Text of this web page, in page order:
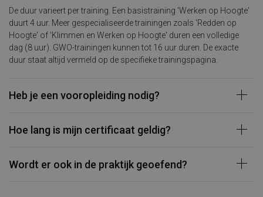
De duur varieert per training. Een basistraining 'Werken op Hoogte'
duurt 4 uur. Meer gespecialiseerde trainingen zoals 'Redden op
Hoogte' of 'Klimmen en Werken op Hoogte' duren een volledige
dag (8 uur). GWO-trainingen kunnen tot 16 uur duren. De exacte
duur staat altijd vermeld op de specifieke trainingspagina.
Heb je een vooropleiding nodig?
Hoe lang is mijn certificaat geldig?
Wordt er ook in de praktijk geoefend?